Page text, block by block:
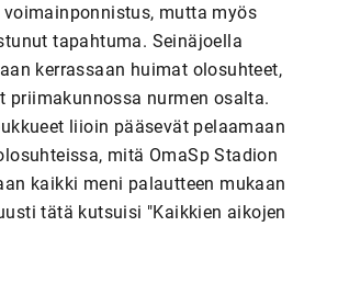
mutta myös
tapahtuma. Seinäjoella
kerrassaan huimat olosuhteet,
priimakunnossa nurmen osalta.
liioin pääsevät pelaamaan
mitä OmaSp Stadion
kaikki meni palautteen mukaan
tätä kutsuisi "Kaikkien aikojen